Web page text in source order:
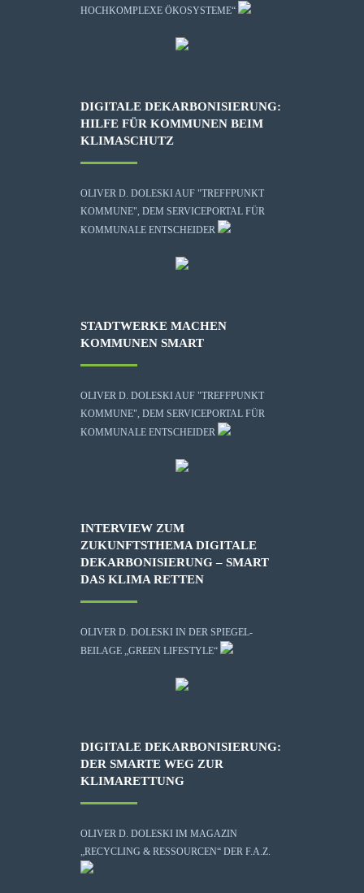
HOCHKOMPLEXE ÖKOSYSTEME“
DIGITALE DEKARBONISIERUNG:
HILFE FÜR KOMMUNEN BEIM
KLIMASCHUTZ
OLIVER D. DOLESKI AUF "TREFFPUNKT
KOMMUNE", DEM SERVICEPORTAL FÜR
KOMMUNALE ENTSCHEIDER
STADTWERKE MACHEN
KOMMUNEN SMART
OLIVER D. DOLESKI AUF "TREFFPUNKT
KOMMUNE", DEM SERVICEPORTAL FÜR
KOMMUNALE ENTSCHEIDER
INTERVIEW ZUM
ZUKUNFTSTHEMA DIGITALE
DEKARBONISIERUNG – SMART
DAS KLIMA RETTEN
OLIVER D. DOLESKI IN DER SPIEGEL-
BEILAGE „GREEN LIFESTYLE“
DIGITALE DEKARBONISIERUNG:
DER SMARTE WEG ZUR
KLIMARETTUNG
OLIVER D. DOLESKI IM MAGAZIN
„RECYCLING & RESSOURCEN“ DER F.A.Z.